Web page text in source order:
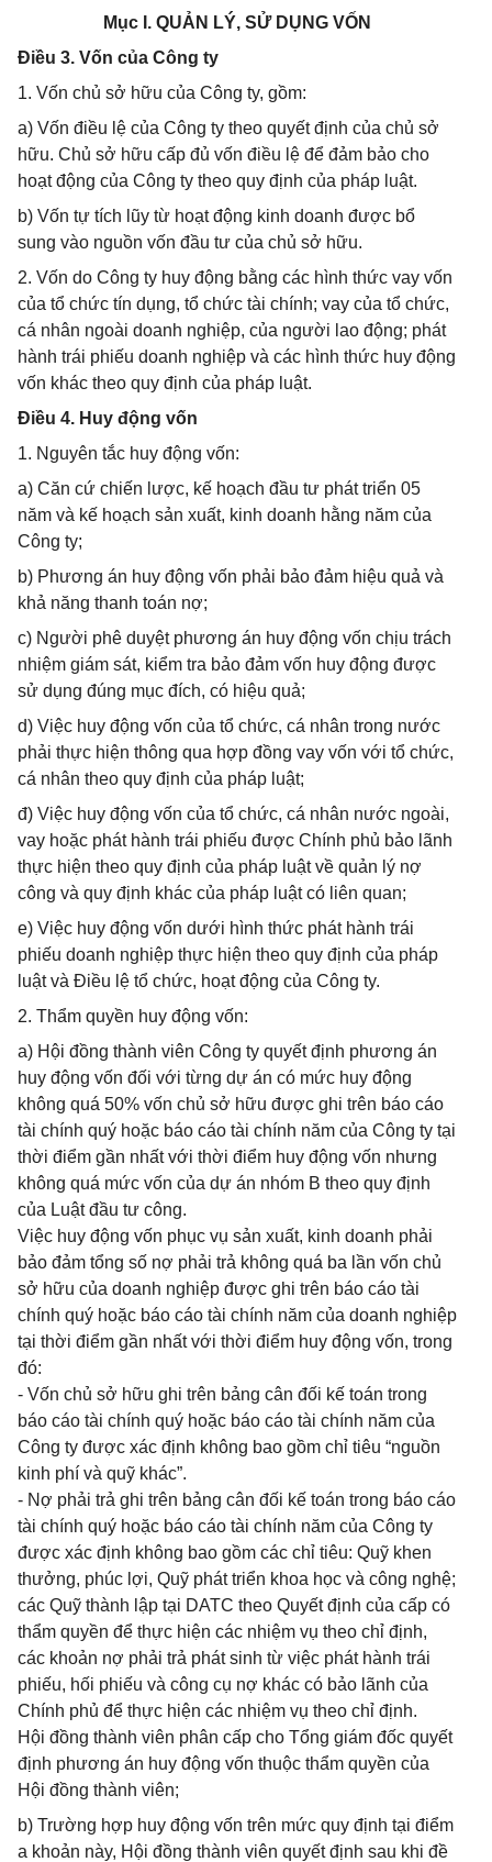
Mục I. QUẢN LÝ, SỬ DỤNG VỐN
Điều 3. Vốn của Công ty
1. Vốn chủ sở hữu của Công ty, gồm:
a) Vốn điều lệ của Công ty theo quyết định của chủ sở
hữu. Chủ sở hữu cấp đủ vốn điều lệ để đảm bảo cho
hoạt động của Công ty theo quy định của pháp luật.
b) Vốn tự tích lũy từ hoạt động kinh doanh được bổ
sung vào nguồn vốn đầu tư của chủ sở hữu.
2. Vốn do Công ty huy động bằng các hình thức vay vốn
của tổ chức tín dụng, tổ chức tài chính; vay của tổ chức,
cá nhân ngoài doanh nghiệp, của người lao động; phát
hành trái phiếu doanh nghiệp và các hình thức huy động
vốn khác theo quy định của pháp luật.
Điều 4. Huy động vốn
1. Nguyên tắc huy động vốn:
a) Căn cứ chiến lược, kế hoạch đầu tư phát triển 05
năm và kế hoạch sản xuất, kinh doanh hằng năm của
Công ty;
b) Phương án huy động vốn phải bảo đảm hiệu quả và
khả năng thanh toán nợ;
c) Người phê duyệt phương án huy động vốn chịu trách
nhiệm giám sát, kiểm tra bảo đảm vốn huy động được
sử dụng đúng mục đích, có hiệu quả;
d) Việc huy động vốn của tổ chức, cá nhân trong nước
phải thực hiện thông qua hợp đồng vay vốn với tổ chức,
cá nhân theo quy định của pháp luật;
đ) Việc huy động vốn của tổ chức, cá nhân nước ngoài,
vay hoặc phát hành trái phiếu được Chính phủ bảo lãnh
thực hiện theo quy định của pháp luật về quản lý nợ
công và quy định khác của pháp luật có liên quan;
e) Việc huy động vốn dưới hình thức phát hành trái
phiếu doanh nghiệp thực hiện theo quy định của pháp
luật và Điều lệ tổ chức, hoạt động của Công ty.
2. Thẩm quyền huy động vốn:
a) Hội đồng thành viên Công ty quyết định phương án
huy động vốn đối với từng dự án có mức huy động
không quá 50% vốn chủ sở hữu được ghi trên báo cáo
tài chính quý hoặc báo cáo tài chính năm của Công ty tại
thời điểm gần nhất với thời điểm huy động vốn nhưng
không quá mức vốn của dự án nhóm B theo quy định
của Luật đầu tư công.
Việc huy động vốn phục vụ sản xuất, kinh doanh phải
bảo đảm tổng số nợ phải trả không quá ba lần vốn chủ
sở hữu của doanh nghiệp được ghi trên báo cáo tài
chính quý hoặc báo cáo tài chính năm của doanh nghiệp
tại thời điểm gần nhất với thời điểm huy động vốn, trong
đó:
- Vốn chủ sở hữu ghi trên bảng cân đối kế toán trong
báo cáo tài chính quý hoặc báo cáo tài chính năm của
Công ty được xác định không bao gồm chỉ tiêu “nguồn
kinh phí và quỹ khác”.
- Nợ phải trả ghi trên bảng cân đối kế toán trong báo cáo
tài chính quý hoặc báo cáo tài chính năm của Công ty
được xác định không bao gồm các chỉ tiêu: Quỹ khen
thưởng, phúc lợi, Quỹ phát triển khoa học và công nghệ;
các Quỹ thành lập tại DATC theo Quyết định của cấp có
thẩm quyền để thực hiện các nhiệm vụ theo chỉ định,
các khoản nợ phải trả phát sinh từ việc phát hành trái
phiếu, hối phiếu và công cụ nợ khác có bảo lãnh của
Chính phủ để thực hiện các nhiệm vụ theo chỉ định.
Hội đồng thành viên phân cấp cho Tổng giám đốc quyết
định phương án huy động vốn thuộc thẩm quyền của
Hội đồng thành viên;
b) Trường hợp huy động vốn trên mức quy định tại điểm
a khoản này, Hội đồng thành viên quyết định sau khi đề